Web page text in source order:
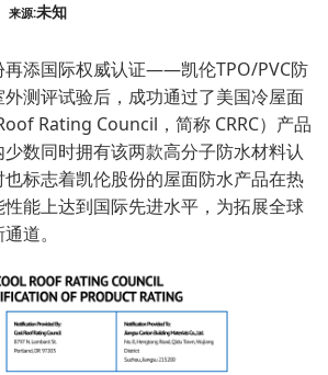
来源:未知
添国际权威认证——凯伦TPO/PVC防
测评试验后，成功通过了美国冷屋面
Rating Council，简称 CRRC）产品
数同时拥有该两款高分子防水材料认
标志着凯伦股份的屋面防水产品在热
能上达到国际先进水平，为拓展全球
道。